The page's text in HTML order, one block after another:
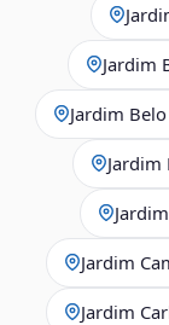
Jardim
Jardim
Jardim
Jardim
Jardim